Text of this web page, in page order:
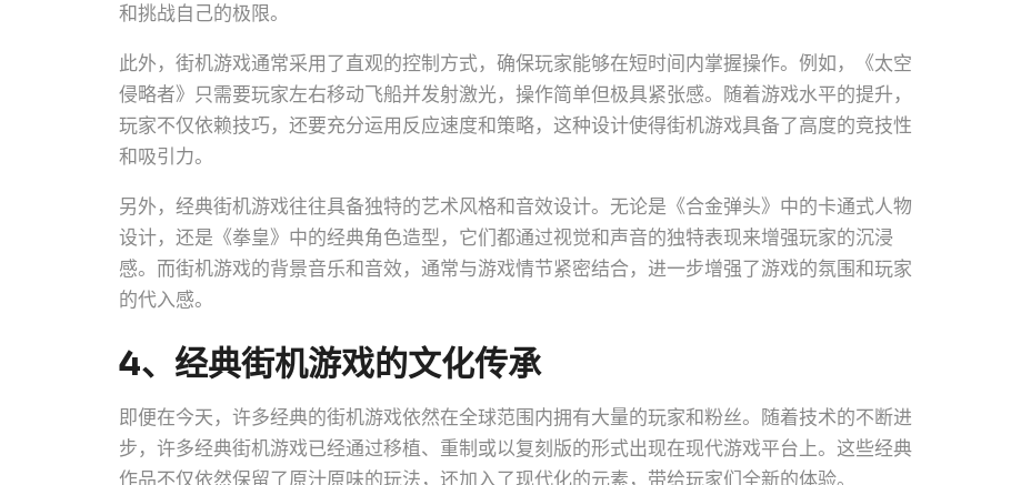
和挑战自己的极限。
此外，街机游戏通常采用了直观的控制方式，确保玩家能够在短时间内掌握操作。例如，《太空
侵略者》只需要玩家左右移动飞船并发射激光，操作简单但极具紧张感。随着游戏水平的提升，
玩家不仅依赖技巧，还要充分运用反应速度和策略，这种设计使得街机游戏具备了高度的竞技性
和吸引力。
另外，经典街机游戏往往具备独特的艺术风格和音效设计。无论是《合金弹头》中的卡通式人物
设计，还是《拳皇》中的经典角色造型，它们都通过视觉和声音的独特表现来增强玩家的沉浸
感。而街机游戏的背景音乐和音效，通常与游戏情节紧密结合，进一步增强了游戏的氛围和玩家
的代入感。
4、经典街机游戏的文化传承
即便在今天，许多经典的街机游戏依然在全球范围内拥有大量的玩家和粉丝。随着技术的不断进
步，许多经典街机游戏已经通过移植、重制或以复刻版的形式出现在现代游戏平台上。这些经典